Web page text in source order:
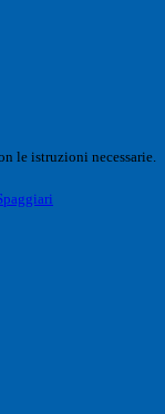
le istruzioni necessarie.